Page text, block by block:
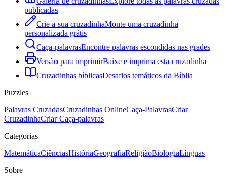
publicadas
Crie a sua cruzadinhaMonte uma cruzadinha
personalizada grátis
Caça-palavrasEncontre palavras escondidas nas grades
Versão para imprimirBaixe e imprima esta cruzadinha
Cruzadinhas bíblicasDesafios temáticos da Bíblia
Puzzles
Palavras CruzadasCruzadinhas OnlineCaça-PalavrasCriar
CruzadinhaCriar Caça-palavras
Categorias
MatemáticaCiênciasHistóriaGeografiaReligiãoBiologiaLínguas
Sobre